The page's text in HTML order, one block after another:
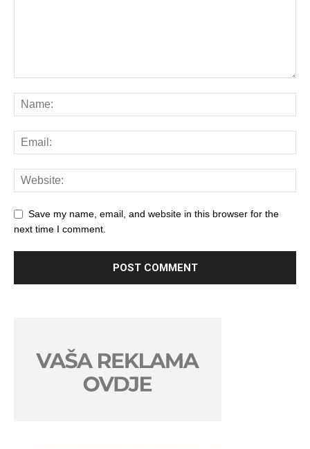
Save my name, email, and website in this browser for the
next time I comment.